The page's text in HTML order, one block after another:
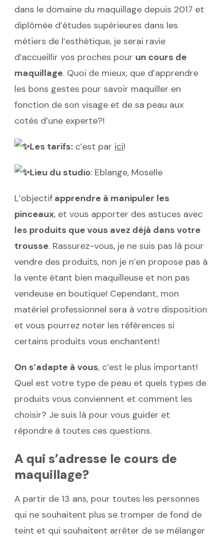
dans le domaine du maquillage depuis 2017 et
diplômée d’études supérieures dans les
métiers de l’esthétique, je serai ravie
d’accueillir vos proches pour un cours de
maquillage. Quoi de mieux, que d’apprendre
les bons gestes pour savoir maquiller en
fonction de son visage et de sa peau aux
cotés d’une experte?!
Les tarifs: c’est par ici!
Lieu du studio: Eblange, Moselle
L’objectif apprendre à manipuler les
pinceaux, et vous apporter des astuces avec
les produits que vous avez déjà dans votre
trousse. Rassurez-vous, je ne suis pas là pour
vendre des produits, non je n’en propose pas à
la vente étant bien maquilleuse et non pas
vendeuse en boutique! Cependant, mon
matériel professionnel sera à votre disposition
et vous pourrez noter les références si
certains produits vous enchantent!
On s’adapte à vous, c’est le plus important!
Quel est votre type de peau et quels types de
produits vous conviennent et comment les
choisir? Je suis là pour vous guider et
répondre à toutes ces questions.
A qui s’adresse le cours de
maquillage?
A partir de 13 ans, pour toutes les personnes
qui ne souhaitent plus se tromper de fond de
teint et qui souhaitent arrêter de se mélanger